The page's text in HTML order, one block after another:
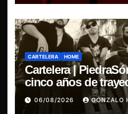
CARTELERA HOME
Cartelera |
cinco años de
The Ganjas en el
06/08/2026 GONZALO